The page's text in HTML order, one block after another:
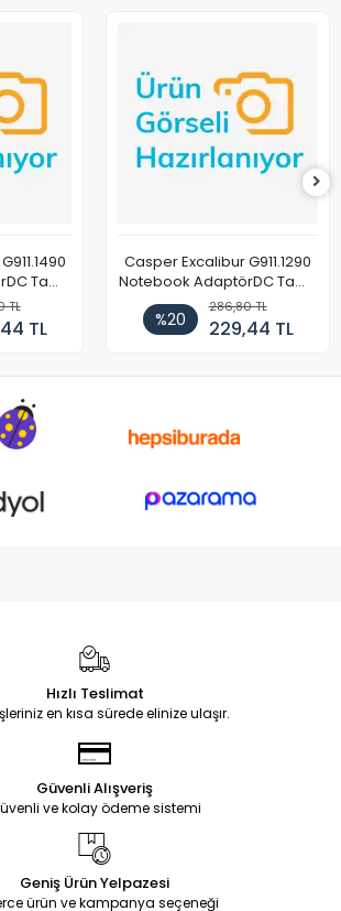
Tamir
TL
TL
Casper Excalibur G911.1290
Notebook AdaptörDC Tamir
Kablosu
%20
286,80 TL
229,44 TL
Hızlı Teslimat
en kısa sürede elinize ulaşır.
Güvenli Alışveriş
ve kolay ödeme sistemi
Geniş Ürün Yelpazesi
ürün ve kampanya seçeneği